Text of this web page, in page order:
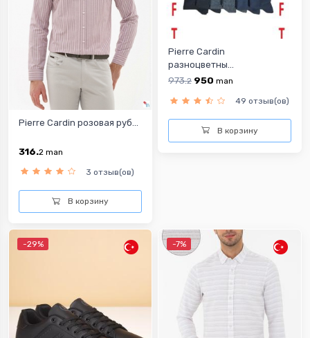
Pierre Cardin розовая руб...
316.2 man
3 отзыв(ов)
В корзину
Pierre Cardin
разноцветны...
973.2 950 man
49 отзыв(ов)
В корзину
-29% -7%